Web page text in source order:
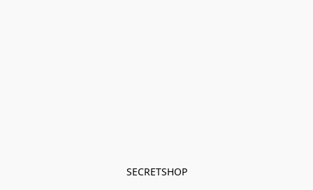
SECRETSHOP